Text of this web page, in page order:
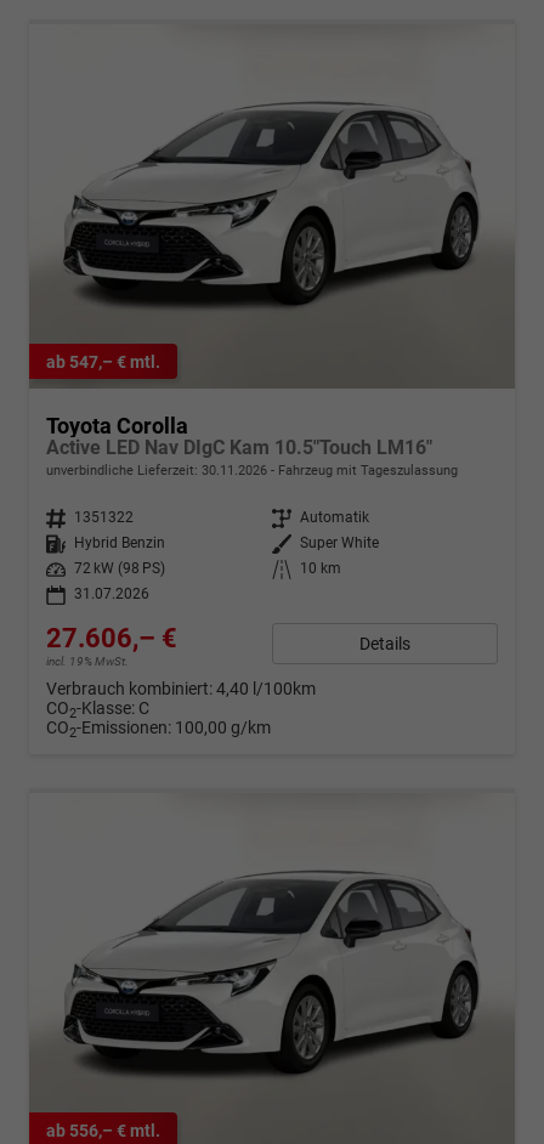
ab 547,– € mtl.
Toyota Corolla
Active LED Nav DIgC Kam 10.5"Touch LM16"
unverbindliche Lieferzeit: 30.11.2026 Fahrzeug mit Tageszulassung
Fahrzeugnr. 1351322 Getriebe Automatik
Kraftstoff
Hybrid Benzin Außenfarbe Super White
Leistung
72 kW (98 PS) Kilometerstand
10 km
31.07.2026
27.606,– €
incl. 19% MwSt.
Details
Verbrauch kombiniert:4,40 l/100km
CO2-Klasse: C
CO2-Emissionen: 100,00 g/km
ab 556,– € mtl.